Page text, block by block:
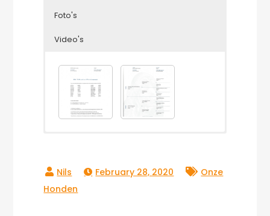
Foto's
Video's
February 28, 2020
Onze
Honden